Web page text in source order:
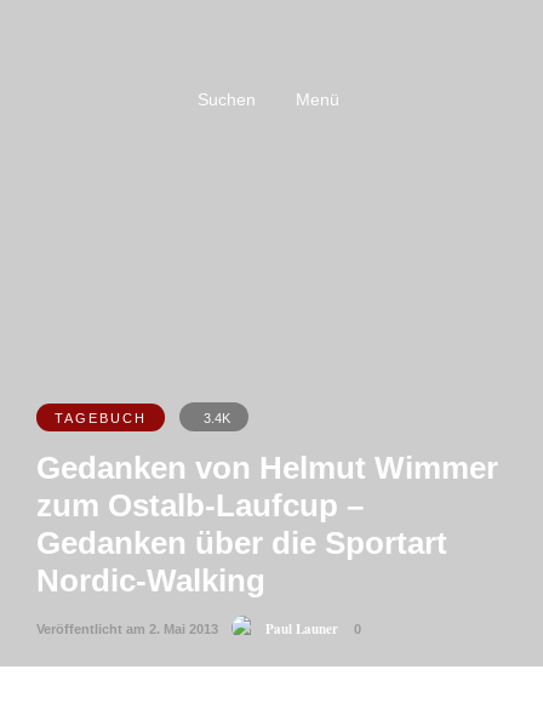
Suchen Menü
TAGEBUCH 3.4K
Gedanken von Helmut Wimmer
zum Ostalb-Laufcup –
Gedanken über die Sportart
Nordic-Walking
Veröffentlicht am 2. Mai 2013 Paul Launer 0